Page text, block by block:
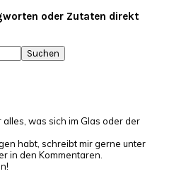
oder Zutaten direkt
was sich im Glas oder der
habt, schreibt mir gerne unter
in den Kommentaren.